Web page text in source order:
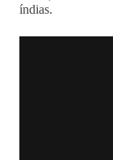
índias.